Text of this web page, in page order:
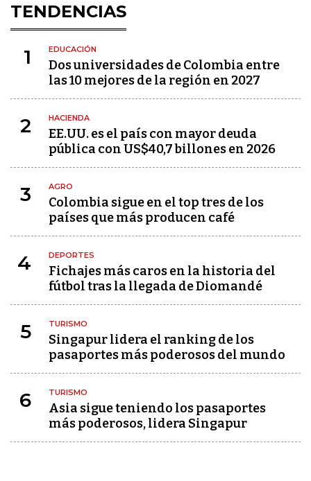
TENDENCIAS
1 EDUCACIÓN
Dos universidades de Colombia entre
las 10 mejores de la región en 2027
2 HACIENDA
EE.UU. es el país con mayor deuda
pública con US$40,7 billones en 2026
3 AGRO
Colombia sigue en el top tres de los
países que más producen café
4 DEPORTES
Fichajes más caros en la historia del
fútbol tras la llegada de Diomandé
5 TURISMO
Singapur lidera el ranking de los
pasaportes más poderosos del mundo
6 TURISMO
Asia sigue teniendo los pasaportes
más poderosos, lidera Singapur